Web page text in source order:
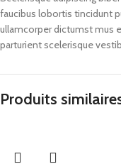
faucibus lobortis tincidunt
ullamcorper dictumst mus
parturient scelerisque
Produits